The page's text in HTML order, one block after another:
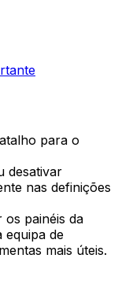
para o
desativar
nas definições
painéis da
equipa de
mais úteis.